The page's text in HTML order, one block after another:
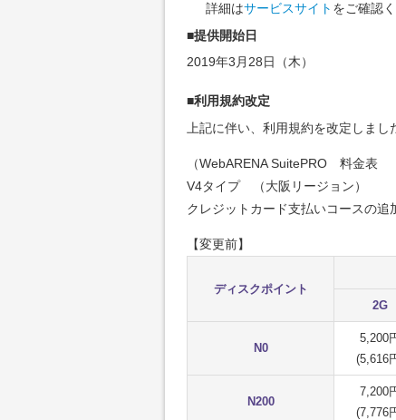
詳細はサービスサイト をご確認く
■提供開始日
2019年3月28日（木）
■利用規約改定
上記に伴い、利用規約を改定しまし
（WebARENA SuitePRO 料金表
V4タイプ （大阪リージョン）
クレジットカード支払いコースの追
【変更前】
ディスクポイント
2G
N0
5,200
(5,616
N200
7,200
(7,776